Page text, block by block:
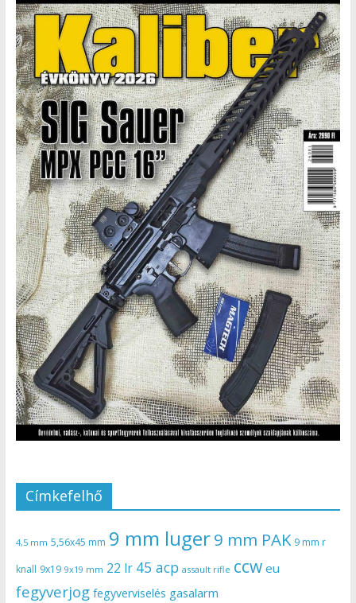
Címkefelhő
4,5 mm 5,56x45 mm 9 mm luger9 mm PAK 9 mm r
knall 9x19 9x19 mm 22 lr 45 acp assault rifle ccw eu
fegyverjog fegyverviselés gasalarm